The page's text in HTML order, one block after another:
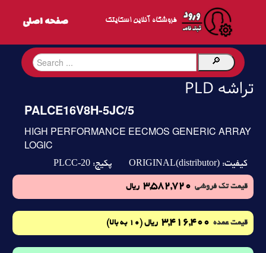
فروشگاه آنلاین اسکایتک
تراشه PLD
PALCE16V8H-5JC/5
HIGH PERFORMANCE EECMOS GENERIC ARRAY
LOGIC
کیفیت: ORIGINAL(distributor) پکیج: PLCC-20
قیمت تک فروشی 3,582,720 ریال
قیمت عمده 3,416,400 ریال (10 به بالا)